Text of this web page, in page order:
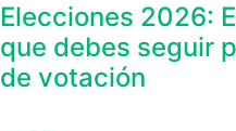
Elecciones 2026:
que debes seguir
de votación